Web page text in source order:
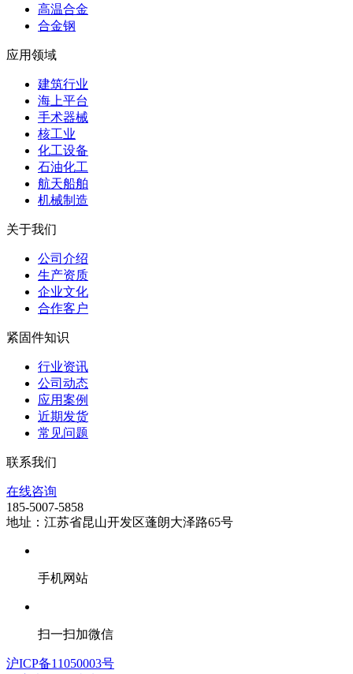
高温合金
合金钢
应用领域
建筑行业
海上平台
手术器械
核工业
化工设备
石油化工
航天船舶
机械制造
关于我们
公司介绍
生产资质
企业文化
合作客户
紧固件知识
行业资讯
公司动态
应用案例
近期发货
常见问题
联系我们
在线咨询
185-5007-5858
地址：江苏省昆山开发区蓬朗大泽路65号
手机网站
扫一扫加微信
沪ICP备11050003号